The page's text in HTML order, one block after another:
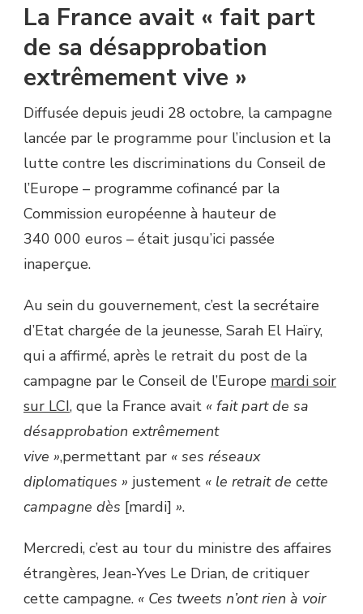
La France avait « fait part
de sa désapprobation
extrêmement vive »
Diffusée depuis jeudi 28 octobre, la campagne
lancée par le programme pour l’inclusion et la
lutte contre les discriminations du Conseil de
l’Europe – programme cofinancé par la
Commission européenne à hauteur de
340 000 euros – était jusqu’ici passée
inaperçue.
Au sein du gouvernement, c’est la secrétaire
d’Etat chargée de la jeunesse, Sarah El Haïry,
qui a affirmé, après le retrait du post de la
campagne par le Conseil de l’Europe mardi soir
sur LCI, que la France avait « fait part de sa
désapprobation extrêmement
vive »,permettant par « ses réseaux
diplomatiques » justement « le retrait de cette
campagne dès [mardi] ».
Mercredi, c’est au tour du ministre des affaires
étrangères, Jean-Yves Le Drian, de critiquer
cette campagne. « Ces tweets n’ont rien à voir